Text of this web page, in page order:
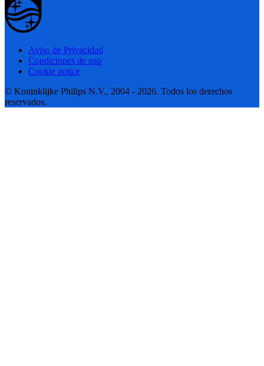
Aviso de Privacidad
Condiciones de uso
Cookie notice
© Koninklijke Philips N.V., 2004 - 2026. Todos los derechos
reservados.